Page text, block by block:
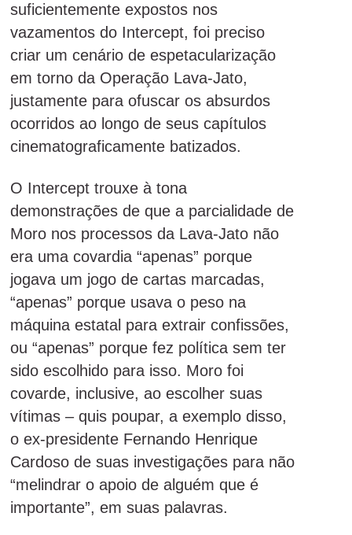
suficientemente expostos nos
vazamentos do Intercept, foi preciso
criar um cenário de espetacularização
em torno da Operação Lava-Jato,
justamente para ofuscar os absurdos
ocorridos ao longo de seus capítulos
cinematograficamente batizados.
O Intercept trouxe à tona
demonstrações de que a parcialidade de
Moro nos processos da Lava-Jato não
era uma covardia “apenas” porque
jogava um jogo de cartas marcadas,
“apenas” porque usava o peso na
máquina estatal para extrair confissões,
ou “apenas” porque fez política sem ter
sido escolhido para isso. Moro foi
covarde, inclusive, ao escolher suas
vítimas – quis poupar, a exemplo disso,
o ex-presidente Fernando Henrique
Cardoso de suas investigações para não
“melindrar o apoio de alguém que é
importante”, em suas palavras.